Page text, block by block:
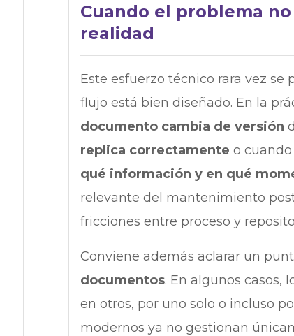
Cuando el problema
realidad
Este esfuerzo técnico rara vez se
flujo está bien diseñado. En la
documento cambia de versión
replica correctamente o
qué información y en qué
relevante del mantenimiento
fricciones entre proceso y
Conviene además aclarar un
documentos. En algunos casos,
en otros, por uno solo o incluso
modernos ya no gestionan